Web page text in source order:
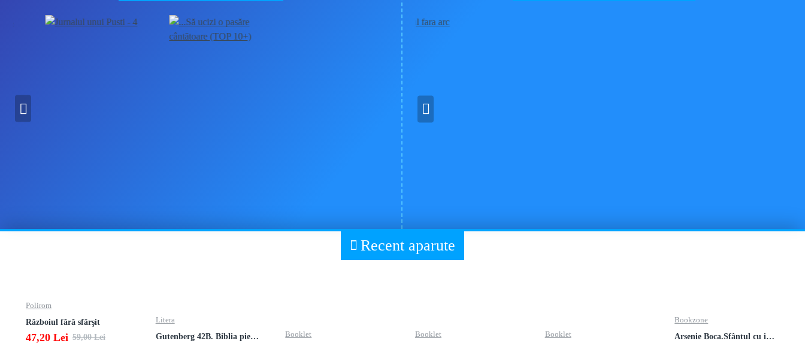
Recent aparute
Polirom
Războiul fără sfârşit
47,20 Lei 59,00 Lei
Litera
Gutenberg 42B. Biblia pierduta
Booklet
Booklet
Booklet
Bookzone
Arsenie Boca.Sfântul cu inima cat cerul